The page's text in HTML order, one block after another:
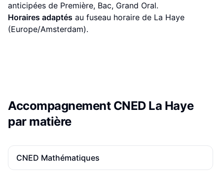
anticipées de Première, Bac, Grand Oral.
Horaires adaptés au fuseau horaire de La Haye
(Europe/Amsterdam).
Accompagnement CNED La Haye
par matière
CNED Mathématiques